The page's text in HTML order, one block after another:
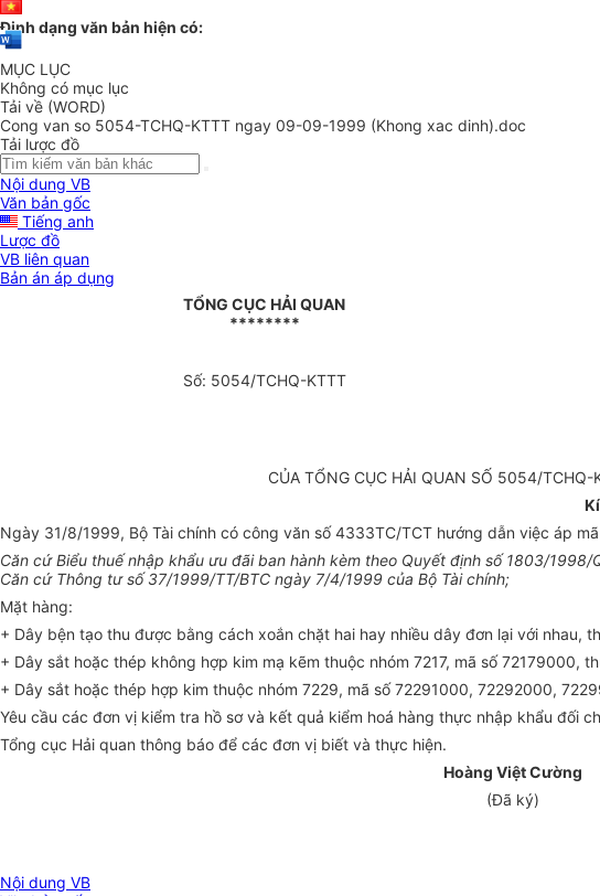
Định dạng văn bản hiện có:
MỤC LỤC
Không có mục lục
Tải về (WORD)
Cong van so 5054-TCHQ-KTTT ngay 09-09-1999 (Khong xac dinh).doc
Tải lược đồ
Nội dung VB
Văn bản gốc
Tiếng anh
Lược đồ
VB liên quan
Bản án áp dụng
TỔNG CỤC HẢI QUAN
********
Số: 5054/TCHQ-KTTT
CỦA TỔNG CỤC HẢI QUAN SỐ 5054/TCHQ-
Ngày 31/8/1999, Bộ Tài chính có công văn số 4333TC/TCT hướng dẫn việc áp
Căn cứ Biểu thuế nhập khẩu ưu đãi ban hành kèm theo Quyết định số 1803/
Căn cứ Thông tư số 37/1999/TT/BTC ngày 7/4/1999 của Bộ Tài chính;
Mặt hàng:
+ Dây bện tạo thu được bằng cách xoắn chặt hai hay nhiều dây đơn lại với nhau,
+ Dây sắt hoặc thép không hợp kim mạ kẽm thuộc nhóm 7217, mã số 72179000,
+ Dây sắt hoặc thép hợp kim thuộc nhóm 7229, mã số 72291000, 72292000,
Yêu cầu các đơn vị kiểm tra hồ sơ và kết quả kiểm hoá hàng thực nhập khẩu đối
Tổng cục Hải quan thông báo để các đơn vị biết và thực hiện.
Hoàng Việt Cường
(Đã ký)
Nội dung VB